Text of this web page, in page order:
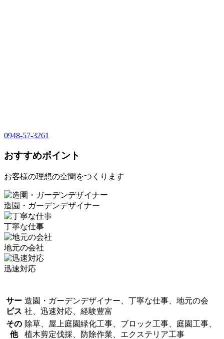
0948-57-3261
おすすめポイント
お客様の理想の空間をつくります
造園・ガーデンデザイナー
丁寧な仕事
地元の会社
迅速対応
サー
ビス
造園・ガーデンデザイナー、丁寧な仕事、地元の会
社、迅速対応、経験豊富
その
他
除草、屋上庭園緑化工事、ブロック工事、庭園工事、
植木剪定伐採、防除作業、エクステリア工事